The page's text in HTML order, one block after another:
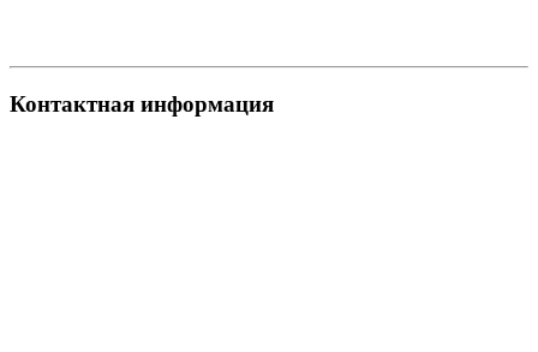
Контактная информация